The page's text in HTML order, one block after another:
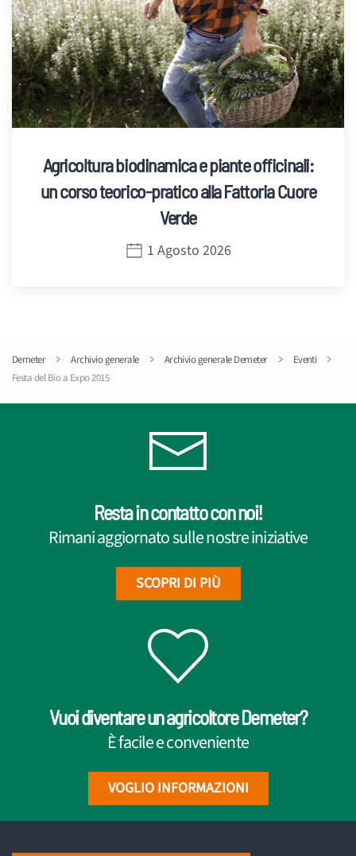
Agricoltura biodinamica e piante officinali:
un corso teorico-pratico alla Fattoria Cuore
Verde
1 Agosto 2026
Demeter Archivio generale Archivio generale Demeter
Eventi
Festa del Bio a Expo 2015
Resta in contatto con noi!
Rimani aggiornato sulle nostre iniziative
SCOPRI DI PIÙ
Vuoi diventare un agricoltore Demeter?
È facile e conveniente
VOGLIO INFORMAZIONI